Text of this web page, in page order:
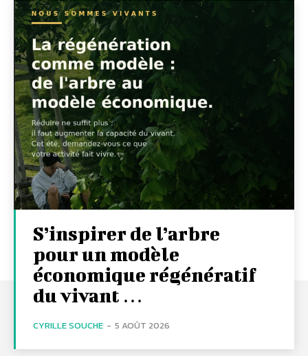
S’inspirer de l’arbre
pour un modèle
économique régénératif
du vivant …
CYRILLE SOUCHE - 5 AOÛT 2026